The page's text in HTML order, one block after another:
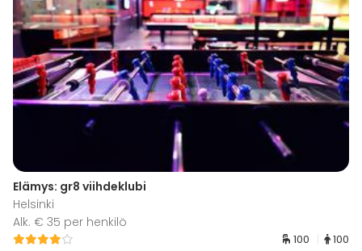
Elämys: gr8 viihdeklubi
Helsinki
Alk. € 35 per henkilö
100 100